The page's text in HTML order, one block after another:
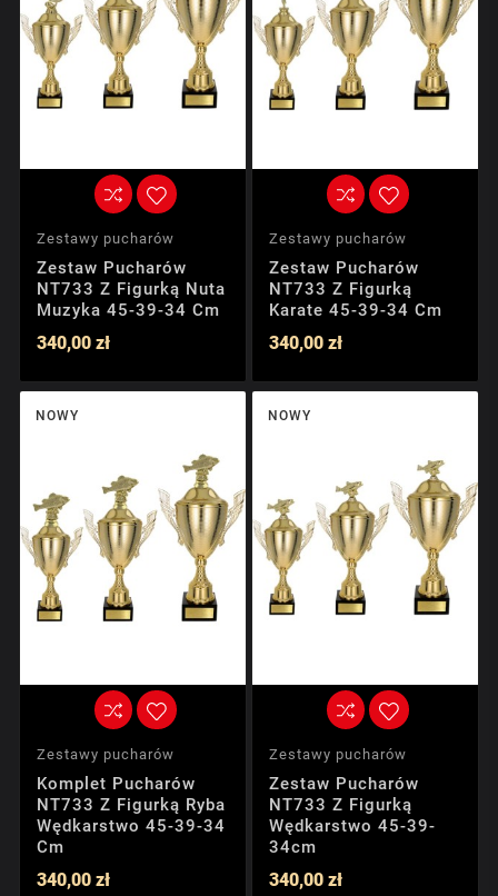
Zestawy pucharów
Zestaw Pucharów
NT733 Z Figurką Nuta
Muzyka 45-39-34 Cm
340,00 zł
Zestawy pucharów
Zestaw Pucharów
NT733 Z Figurką
Karate 45-39-34 Cm
340,00 zł
NOWY
Zestawy pucharów
Komplet Pucharów
NT733 Z Figurką Ryba
Wędkarstwo 45-39-34
Cm
340,00 zł
NOWY
Zestawy pucharów
Zestaw Pucharów
NT733 Z Figurką
Wędkarstwo 45-39-
34cm
340,00 zł